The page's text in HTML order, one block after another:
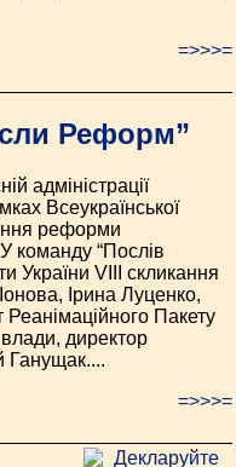
=>>>=
Реформ”
адміністрації
Всеукраїнської
реформи
команду “Послів
України VIII скликання
Ірина Луценко,
Пакету
директор
Ганущак....
=>>>=